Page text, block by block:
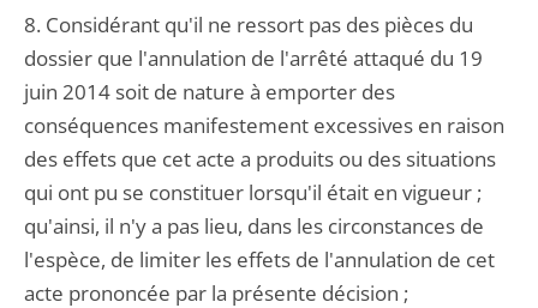
8. Considérant qu'il ne ressort pas des pièces du
dossier que l'annulation de l'arrêté attaqué du 19
juin 2014 soit de nature à emporter des
conséquences manifestement excessives en raison
des effets que cet acte a produits ou des situations
qui ont pu se constituer lorsqu'il était en vigueur ;
qu'ainsi, il n'y a pas lieu, dans les circonstances de
l'espèce, de limiter les effets de l'annulation de cet
acte prononcée par la présente décision ;